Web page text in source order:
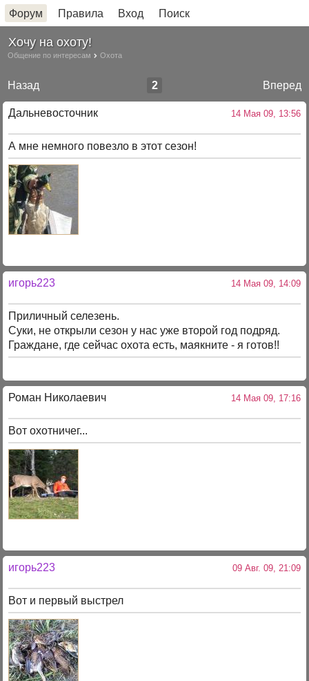
Форум Правила Вход Поиск
Хочу на охоту!
Общение по интересам Охота
Назад Вперед
2
Дальневосточник 14 Мая 09, 13:56
А мне немного повезло в этот сезон!
игорь223 14 Мая 09, 14:09
Приличный селезень.
Суки, не открыли сезон у нас уже второй год подряд.
Граждане, где сейчас охота есть, маякните - я готов!!
Роман Николаевич 14 Мая 09, 17:16
Вот охотничег...
игорь223 09 Авг. 09, 21:09
Вот и первый выстрел